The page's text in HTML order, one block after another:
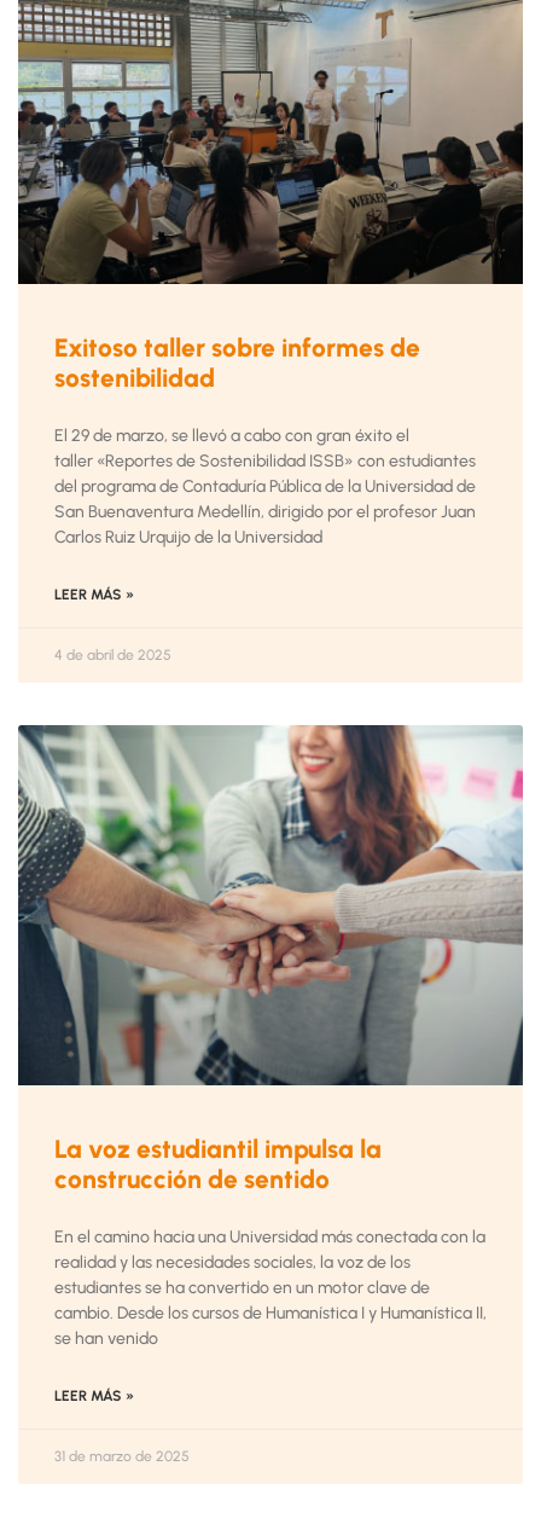
Exitoso taller sobre informes de
sostenibilidad
El 29 de marzo, se llevó a cabo con gran éxito el
taller «Reportes de Sostenibilidad ISSB» con estudiantes
del programa de Contaduría Pública de la Universidad de
San Buenaventura Medellín, dirigido por el profesor Juan
Carlos Ruiz Urquijo de la Universidad
LEER MÁS »
4 de abril de 2025
La voz estudiantil impulsa la
construcción de sentido
En el camino hacia una Universidad más conectada con la
realidad y las necesidades sociales, la voz de los
estudiantes se ha convertido en un motor clave de
cambio. Desde los cursos de Humanística I y Humanística II,
se han venido
LEER MÁS »
31 de marzo de 2025